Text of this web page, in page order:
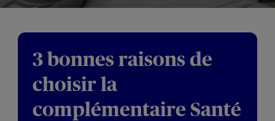
3 bonnes raisons de
choisir la
complémentaire Santé